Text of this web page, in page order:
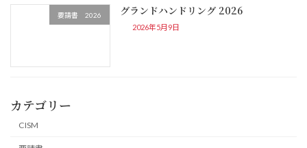
要請書 2026 グランドハンドリング 2026
2026年5月9日
カテゴリー
CISM